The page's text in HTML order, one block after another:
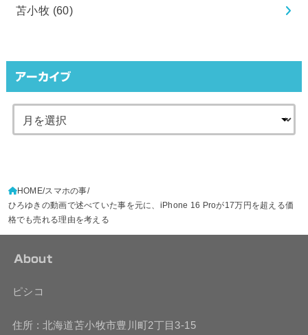
苫小牧 (60)
アーカイブ
HOME スマホの事
ひろゆきの動画で述べていた事を元に、iPhone 16 Proが17万円を超える価
格でも売れる理由を考える
About
ピシコ
住所 : 北海道苫小牧市豊川町2丁目3-15